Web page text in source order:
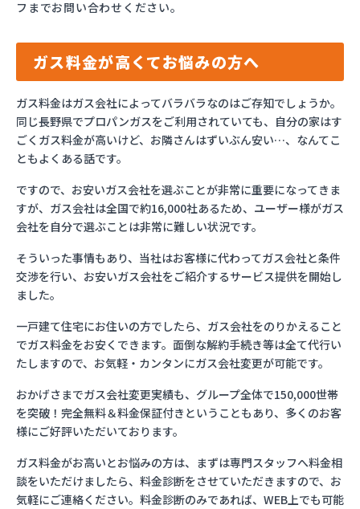
フまでお問い合わせください。
ガス料金が高くてお悩みの方へ
ガス料金はガス会社によってバラバラなのはご存知でしょうか。
同じ長野県でプロパンガスをご利用されていても、自分の家はす
ごくガス料金が高いけど、お隣さんはずいぶん安い…、なんてこ
ともよくある話です。
ですので、お安いガス会社を選ぶことが非常に重要になってきま
すが、ガス会社は全国で約16,000社あるため、ユーザー様がガス
会社を自分で選ぶことは非常に難しい状況です。
そういった事情もあり、当社はお客様に代わってガス会社と条件
交渉を行い、お安いガス会社をご紹介するサービス提供を開始し
ました。
一戸建て住宅にお住いの方でしたら、ガス会社をのりかえること
でガス料金をお安くできます。面倒な解約手続き等は全て代行い
たしますので、お気軽・カンタンにガス会社変更が可能です。
おかげさまでガス会社変更実績も、グループ全体で150,000世帯
を突破！完全無料＆料金保証付きということもあり、多くのお客
様にご好評いただいております。
ガス料金がお高いとお悩みの方は、まずは専門スタッフへ料金相
談をいただけましたら、料金診断をさせていただきますので、お
気軽にご連絡ください。料金診断のみであれば、WEB上でも可能